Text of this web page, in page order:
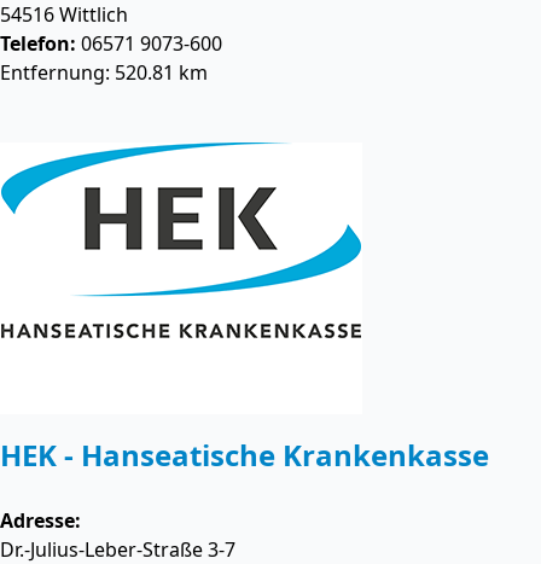
54516Wittlich
Telefon: 06571 9073-600
Entfernung: 520.81 km
HEK - Hanseatische Krankenkasse
Adresse:
Dr.-Julius-Leber-Straße 3-7